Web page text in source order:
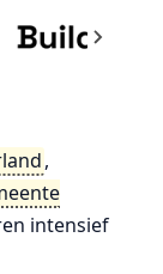
,
intensief